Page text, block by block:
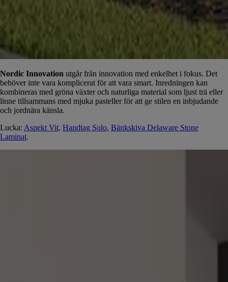
Nordic Innovation utgår från innovation med enkelhet i fokus. Det
behöver inte vara komplicerat för att vara smart. Inredningen kan
kombineras med gröna växter och naturliga material som ljust trä eller
linne tillsammans med mjuka pasteller för att ge stilen en inbjudande
och jordnära känsla.
Lucka: Aspekt Vit, Handtag Solo, Bänkskiva Delaware Stone
Laminat.